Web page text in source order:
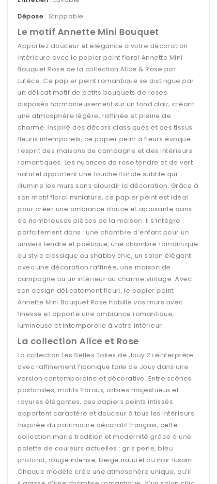
Dépose : Strippable
Le motif Annette Mini Bouquet
Apportez douceur et élégance à votre décoration
intérieure avec le papier peint floral Annette Mini
Bouquet Rose de la collection Alice & Rose par
Lutèce. Ce papier peint romantique se distingue par
un délicat motif de petits bouquets de roses
disposés harmonieusement sur un fond clair, créant
une atmosphère légère, raffinée et pleine de
charme. Inspiré des décors classiques et des tissus
fleuris intemporels, ce papier peint à fleurs évoque
l’esprit des maisons de campagne et des intérieurs
romantiques. Les nuances de rose tendre et de vert
naturel apportent une touche florale subtile qui
illumine les murs sans alourdir la décoration. Grâce à
son motif floral miniature, ce papier peint est idéal
pour créer une ambiance douce et apaisante dans
de nombreuses pièces de la maison. Il s’intègre
parfaitement dans : une chambre d’enfant pour un
univers tendre et poétique, une chambre romantique
au style classique ou shabby chic, un salon élégant
avec une décoration raffinée, une maison de
campagne ou un intérieur au charme vintage. Avec
son design délicatement fleuri, le papier peint
Annette Mini Bouquet Rose habille vos murs avec
finesse et apporte une ambiance romantique,
lumineuse et intemporelle à votre intérieur.
La collection Alice et Rose
La collection Les Belles Toiles de Jouy 2 réinterprète
avec raffinement l’iconique toile de Jouy dans une
version contemporaine et décorative. Entre scènes
pastorales, motifs floraux, arbres majestueux et
rayures élégantes, ces papiers peints intissés
apportent caractère et douceur à tous les intérieurs.
Inspirée du patrimoine décoratif français, cette
collection marie tradition et modernité grâce à une
palette de couleurs actuelles : gris perle, bleu
profond, rouge intense, beige naturel ou noir fusain.
Chaque modèle crée une atmosphère unique, qu’il